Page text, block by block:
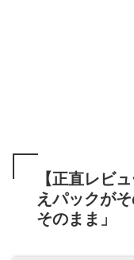
【正直レビ
えパックが
そのまま」